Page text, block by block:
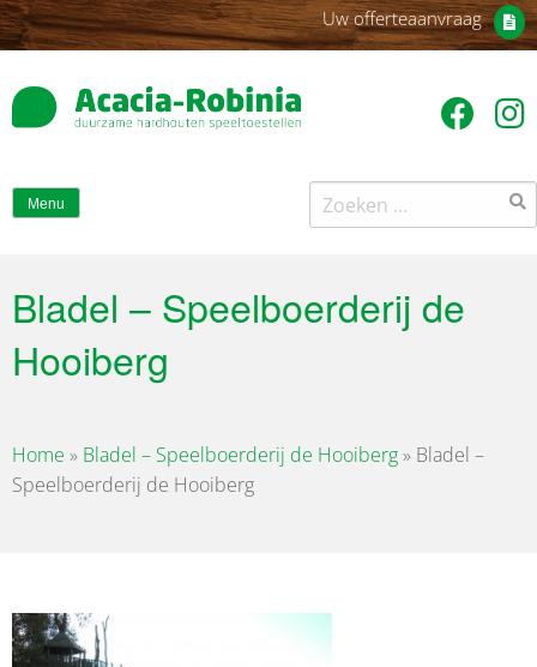
Uw offerteaanvraag
Menu
Zoeken
naar:
Bladel – Speelboerderij de
Hooiberg
Home » Bladel – Speelboerderij de Hooiberg» Bladel –
Speelboerderij de Hooiberg